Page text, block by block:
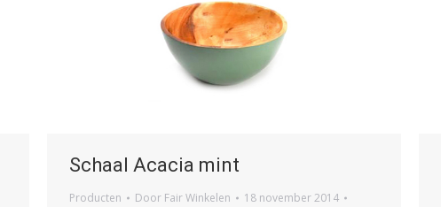
Schaal Acacia mint
Producten Door Fair Winkelen
18 november 2014